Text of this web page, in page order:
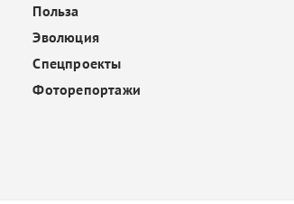
Польза
Эволюция
Спецпроекты
Фоторепортажи